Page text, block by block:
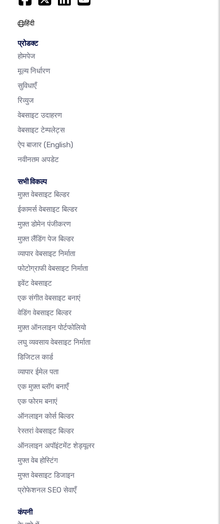
हिंदी
प्रोडक्ट
होमपेज
मूल्य निर्धारण
सुविधाएँ
रिव्युज
वेबसाइट उदाहरण
वेबसाइट टेम्पलेट्स
ऐप बाजार (English)
नवीनतम अपडेट
सभी विकल्प
मुफ़्त वेबसाइट बिल्डर
ईकामर्स वेबसाइट बिल्डर
मुफ़्त डोमेन पंजीकरण
मुफ़्त लैंडिंग पेज बिल्डर
व्यापार वेबसाइट निर्माता
फोटोग्राफी वेबसाइट निर्माता
इवेंट वेबसाइट
एक संगीत वेबसाइट बनाएं
वेडिंग वेबसाइट बिल्डर
मुफ़्त ऑनलाइन पोर्टफोलियो
लघु व्यवसाय वेबसाइट निर्माता
डिजिटल कार्ड
व्यापार ईमेल पता
एक मुफ़्त ब्लॉग बनाएँ
एक फोरम बनाएं
ऑनलाइन कोर्स बिल्डर
रेस्तरां वेबसाइट बिल्डर
ऑनलाइन अपॉइंटमेंट शेड्यूलर
मुफ्त वेब होस्टिंग
मुफ्त वेबसाइट डिजाइन
प्रोफेशनल SEO सेवाएँ
कंपनी